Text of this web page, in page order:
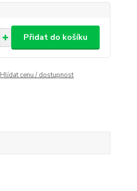
Přidat do košíku
Hlídat cenu / dostupnost